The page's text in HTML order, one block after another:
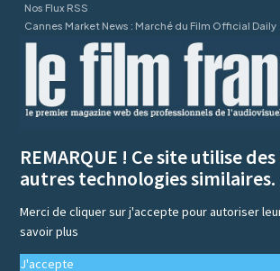
Nos Flux RSS
Cannes Market News : Marché du Film Official Daily
REMARQUE ! Ce site utilise
autres technologies similaires.
Merci de cliquer sur j'accepte pour autoriser
savoir plus
J'accepte